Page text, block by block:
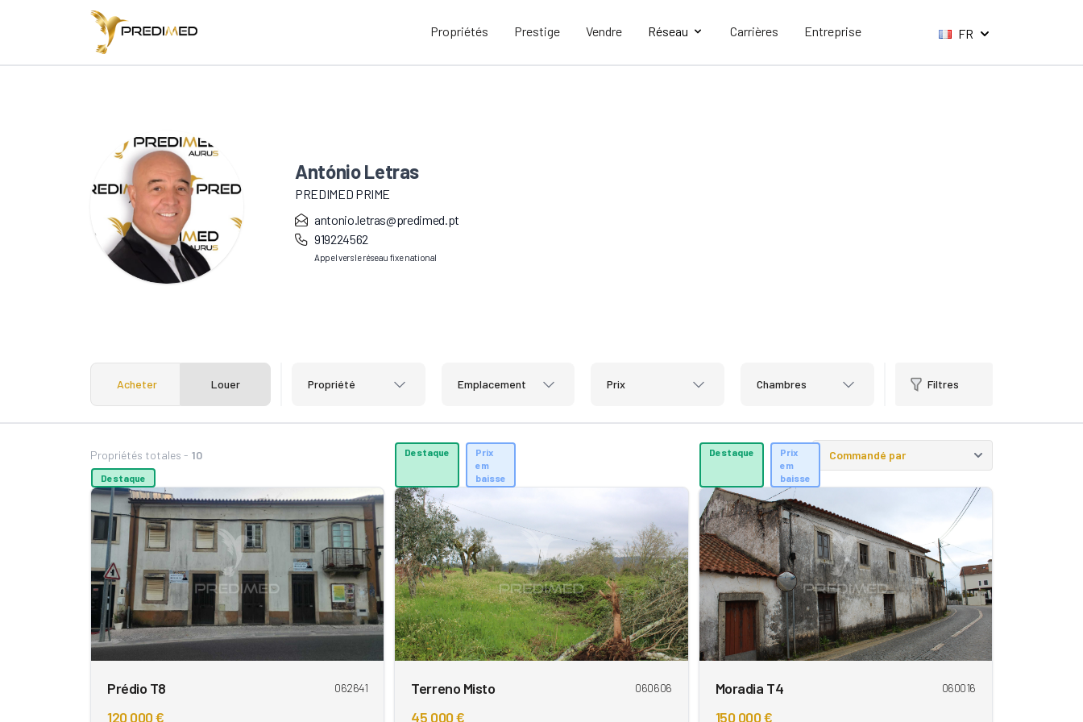
Propriétés Prestige Vendre Réseau Carrières Entreprise FR
António Letras
PREDIMED PRIME
antonio.letras@predimed.pt
919224562
Appel vers le réseau fixe national
Acheter Louer Propriété Emplacement Prix Chambres Filtres
Propriétés totales - 10
Destaque
Prédio T8 062641
120 000 €
Destaque
Prix
em
baisse
Terreno Misto 060606
45 000 €
Destaque
Prix
em
baisse
Moradia T4 060016
150 000 €